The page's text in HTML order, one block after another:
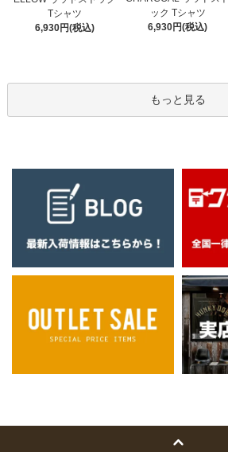
Tシャツ
6,930円(税込)
ック Tシャツ
6,930円(税込)
もっと見る